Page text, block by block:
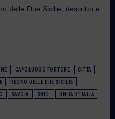
delle Due Sicilie, descritto e
CAPOLUOGO FORTORE CITTA
REGNO DELLE DUE SICILIE
SAVOIA SBIG, UNITA D'ITALIA